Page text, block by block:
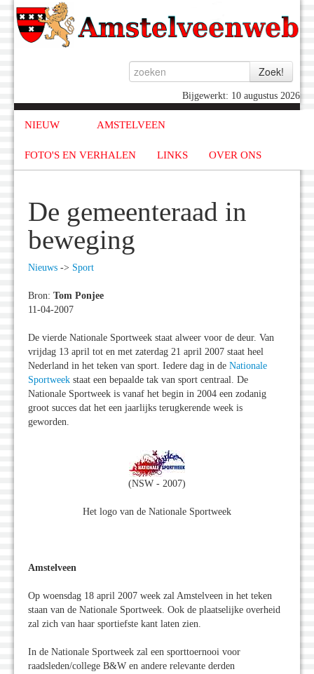
Bijgewerkt: 10 augustus 2026
NIEUW AMSTELVEEN
FOTO'S EN VERHALEN LINKS OVER ONS
De gemeenteraad in
beweging
Nieuws -> Sport
Bron: Tom Ponjee
11-04-2007
De vierde Nationale Sportweek staat alweer voor de deur. Van
vrijdag 13 april tot en met zaterdag 21 april 2007 staat heel
Nederland in het teken van sport. Iedere dag in de Nationale
Sportweek staat een bepaalde tak van sport centraal. De
Nationale Sportweek is vanaf het begin in 2004 een zodanig
groot succes dat het een jaarlijks terugkerende week is
geworden.
(NSW - 2007)
Het logo van de Nationale Sportweek
Amstelveen
Op woensdag 18 april 2007 week zal Amstelveen in het teken
staan van de Nationale Sportweek. Ook de plaatselijke overheid
zal zich van haar sportiefste kant laten zien.
In de Nationale Sportweek zal een sporttoernooi voor
raadsleden/college B&W en andere relevante derden